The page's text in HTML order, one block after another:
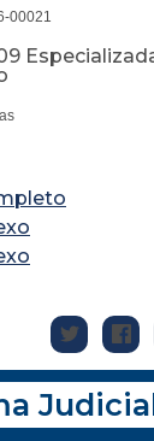
00021